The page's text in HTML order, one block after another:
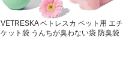
VETRESKA ベトレスカ ペット用 エチ
ケット袋 うんちが臭わない袋 防臭袋